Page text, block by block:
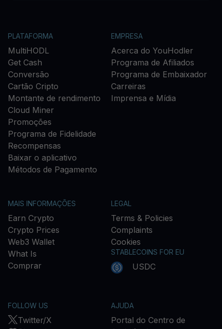
PLATAFORMA
MultiHODL
Get Cash
Conversão
Cartão Cripto
Montante de rendimento
Cloud Miner
Promoções
Programa de Fidelidade
Recompensas
Baixar o aplicativo
Métodos de Pagamento
EMPRESA
Acerca do YouHodler
Programa de Afiliados
Programa de Embaixador
Carreiras
Imprensa e Mídia
MAIS INFORMAÇÕES
Earn Crypto
Crypto Prices
Web3 Wallet
What Is
Comprar
LEGAL
Terms & Policies
Complaints
Cookies
STABLECOINS FOR EU
USDC
FOLLOW US
Twitter/X
AJUDA
Portal do Centro de